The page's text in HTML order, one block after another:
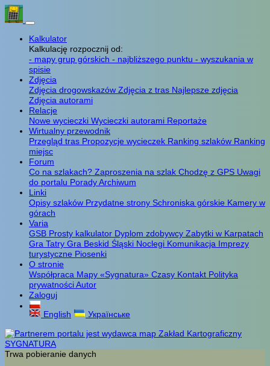
Kalkulator
Kalkulację rozpocznij od:
- mapy grup górskich - najbliższego punktu - wyszukania w
spisie
Zdjęcia
Zdjęcia drogowskazów Zdjęcia z tras Najlepsze zdjęcia
Zdjęcia autorami
Relacje
Nowe wycieczki Wycieczki autorami Reportaże
Wirtualny przewodnik
Przegląd tras Propozycje wycieczek Ranking szlaków Ranking
miejsc
Forum
Co na szlakach? Zaproszenia na szlak Chodzę z GPS Uwagi
do portalu PoradyArchiwum
Linki
Opisy szlaków Przydatne strony Schroniska górskie Kamery w
górach
Varia
GSB Prosty kalkulator Dyplom zdobywcy Zabytki w Karpatach
Gra Tatry Gra Beskid Śląski Noclegi Komunikacja Imprezy
turystyczne Piosenki
O stronie
Współpraca Mapy «Sygnatura» Czasy Kontakt Polityka
prywatnościAutor
Zaloguj
English
Українське
Trwa pobieranie danych